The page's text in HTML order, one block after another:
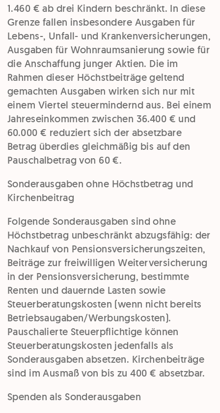
1.460 € ab drei Kindern beschränkt. In diese
Grenze fallen insbesondere Ausgaben für
Lebens-, Unfall- und Krankenversicherungen,
Ausgaben für Wohnraumsanierung sowie für
die Anschaffung junger Aktien. Die im
Rahmen dieser Höchstbeiträge geltend
gemachten Ausgaben wirken sich nur mit
einem Viertel steuermindernd aus. Bei einem
Jahreseinkommen zwischen 36.400 € und
60.000 € reduziert sich der absetzbare
Betrag überdies gleichmäßig bis aufden
Pauschalbetrag von 60 €.
Sonderausgaben ohne Höchstbetrag und
Kirchenbeitrag
Folgende Sonderausgaben sindohne
Höchstbetrag unbeschränkt abzugsfähig: der
Nachkauf von Pensionsversicherungszeiten,
Beiträge zur freiwilligen Weiterversicherung
in der Pensionsversicherung, bestimmte
Renten und dauernde Lasten sowie
Steuerberatungskosten (wenn nicht bereits
Betriebsaugaben/Werbungskosten).
Pauschalierte Steuerpflichtige können
Steuerberatungskosten jedenfalls als
Sonderausgaben absetzen. Kirchenbeiträge
sind im Ausmaß von bis zu 400 € absetzbar.
Spenden als Sonderausgaben